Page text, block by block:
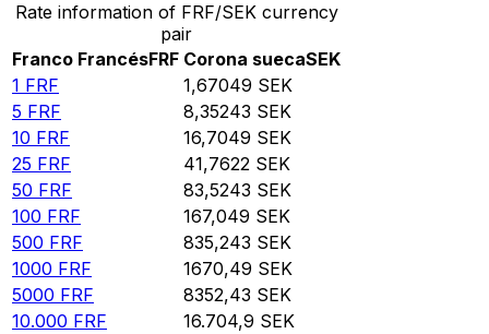
Rate information of FRF/SEK currency
pair
Franco FrancésFRF Corona suecaSEK
1 FRF 1,67049 SEK
5 FRF 8,35243 SEK
10 FRF 16,7049 SEK
25 FRF 41,7622 SEK
50 FRF 83,5243 SEK
100 FRF 167,049 SEK
500 FRF 835,243 SEK
1000 FRF 1670,49 SEK
5000 FRF 8352,43 SEK
10.000 FRF 16.704,9 SEK